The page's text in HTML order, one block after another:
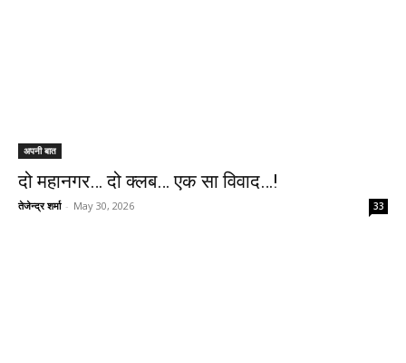
अपनी बात
दो महानगर… दो क्लब… एक सा विवाद…!
तेजेन्द्र शर्मा - May 30, 2026 33